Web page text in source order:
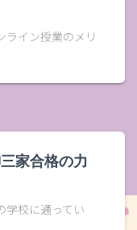
ライン授業のメリ
家合格の力
学校に通ってい